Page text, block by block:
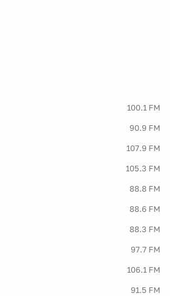
100.1 FM
90.9 FM
107.9 FM
105.3 FM
88.8 FM
88.6 FM
88.3 FM
97.7 FM
106.1 FM
91.5 FM